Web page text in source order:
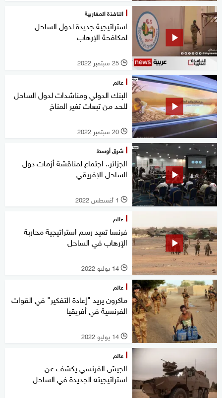
النافذة المغاربية
استراتيجية جديدة لدول الساحل
لمكافحة الإرهاب
l 25 سبتمبر 2022
عالم
البنك الدولي ومناشدات لدول الساحل
للحد من تبعات تغير المناخ
l 20 سبتمبر 2022
شرق أوسط
الجزائر.. اجتماع لمناقشة أزمات دول
الساحل الإفريقي
l 1 أغسطس 2022
عالم
فرنسا تعيد رسم استراتيجية محاربة
الإرهاب في الساحل
l 14 يوليو 2022
عالم
ماكرون يريد "إعادة التفكير" في القوات
الفرنسية في أفريقيا
l 14 يوليو 2022
عالم
الجيش الفرنسي يكشف عن
استراتيجيته الجديدة في الساحل